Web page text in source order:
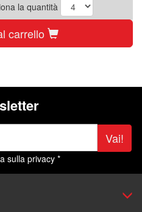
la quantità
carrello
Vai!
sulla privacy *